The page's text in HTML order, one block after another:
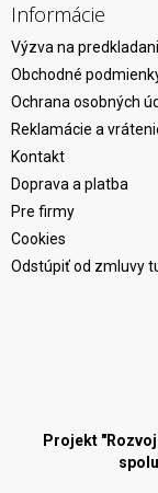
Informácie
Výzva na
Obchodné
Ochrana osobných
Reklamácie a
Kontakt
Doprava a platba
Pre firmy
Cookies
Odstúpiť od zmluvy
Projekt